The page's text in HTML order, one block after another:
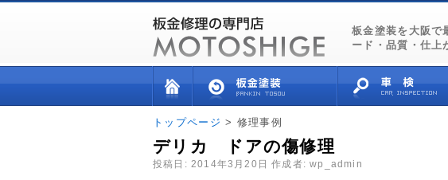
板金塗装を大阪で
ード・品質・仕上
トップページ > 修理事例
デリカ ドアの傷修理
投稿日: 2014年3月20日 作成者: wp_admin